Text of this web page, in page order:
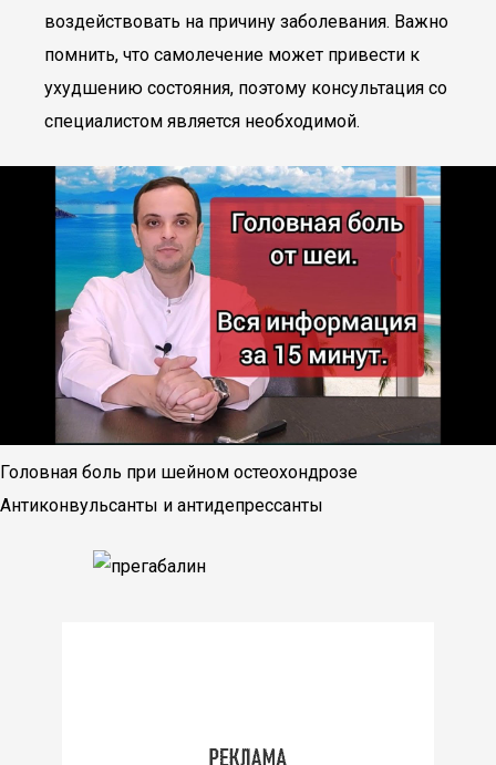
воздействовать на причину заболевания. Важно
помнить, что самолечение может привести к
ухудшению состояния, поэтому консультация со
специалистом является необходимой.
Головная боль при шейном остеохондрозе
Антиконвульсанты и антидепрессанты